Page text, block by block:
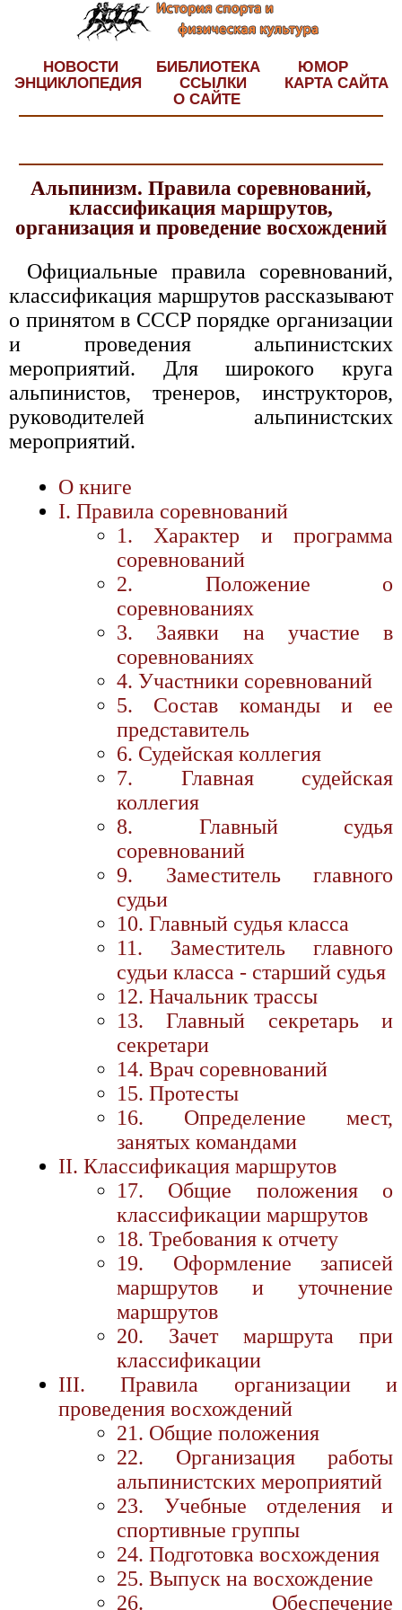
НОВОСТИ БИБЛИОТЕКА
ЮМОР
ЭНЦИКЛОПЕДИЯ
ССЫЛКИ
КАРТА САЙТА
О САЙТЕ
Альпинизм. Правила соревнований,
классификация маршрутов,
организация и проведение восхождений
Официальные правила соревнований,
классификация маршрутов рассказывают
о принятом в СССР порядке организации
и проведения альпинистских
мероприятий. Для широкого круга
альпинистов, тренеров, инструкторов,
руководителей альпинистских
мероприятий.
О книге
I. Правила соревнований
1. Характер и программа
соревнований
2. Положение о
соревнованиях
3. Заявки на участие в
соревнованиях
4. Участники соревнований
5. Состав команды и ее
представитель
6. Судейская коллегия
7. Главная судейская
коллегия
8. Главный судья
соревнований
9. Заместитель главного
судьи
10. Главный судья класса
11. Заместитель главного
судьи класса - старший судья
12. Начальник трассы
13. Главный секретарь и
секретари
14. Врач соревнований
15. Протесты
16. Определение мест,
занятых командами
II. Классификация маршрутов
17. Общие положения о
классификации маршрутов
18. Требования к отчету
19. Оформление записей
маршрутов и уточнение
маршрутов
20. Зачет маршрута при
классификации
III. Правила организации и
проведения восхождений
21. Общие положения
22. Организация работы
альпинистских мероприятий
23. Учебные отделения и
спортивные группы
24. Подготовка восхождения
25. Выпуск на восхождение
26. Обеспечение